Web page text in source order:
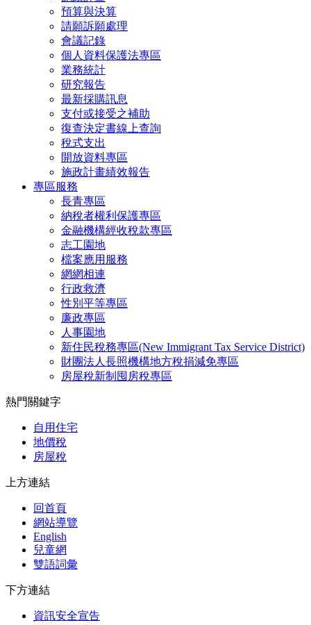
預算與決算
請願訴願處理
會議記錄
個人資料保護法專區
業務統計
研究報告
最新採購訊息
支付或接受之補助
復查決定書線上查詢
稅式支出
開放資料專區
施政計畫績效報告
專區服務
長青專區
納稅者權利保護專區
金融機構經收稅款專區
志工園地
檔案應用服務
網網相連
行政救濟
性別平等專區
廉政專區
人事園地
新住民稅務專區(New Immigrant Tax Service District)
財團法人長照機構地方稅捐減免專區
房屋稅新制囤房稅專區
熱門關鍵字
自用住宅
地價稅
房屋稅
上方連結
回首頁
網站導覽
English
兒童網
雙語詞彙
下方連結
資訊安全宣告